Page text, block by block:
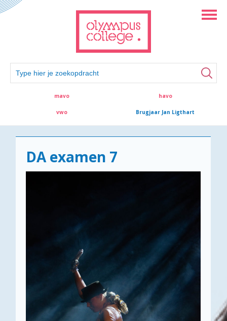
mavo havo
vwo Brugjaar Jan Ligthart
DA examen 7